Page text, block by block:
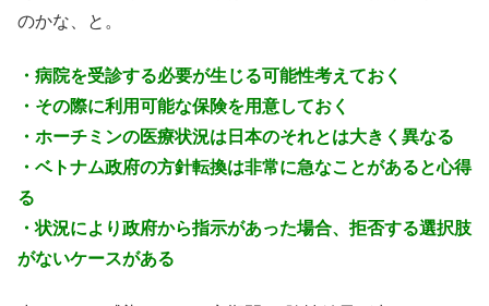
のかな、と。
・病院を受診する必要が生じる可能性考えておく
・その際に利用可能な保険を用意しておく
・ホーチミンの医療状況は日本のそれとは大きく異なる
・ベトナム政府の方針転換は非常に急なことがあると心得
る
・状況により政府から指示があった場合、拒否する選択肢
がないケースがある